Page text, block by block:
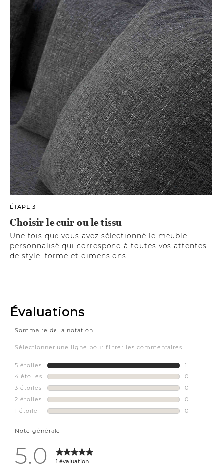
ÉTAPE 3
Choisir le cuir ou le tissu
Une fois que vous avez sélectionné le meuble
personnalisé qui correspond à toutes vos attentes
de style, forme et dimensions.